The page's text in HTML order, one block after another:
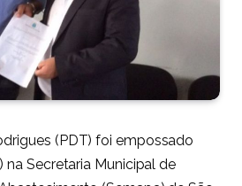
(PDT) foi empossado
Secretaria Municipal de